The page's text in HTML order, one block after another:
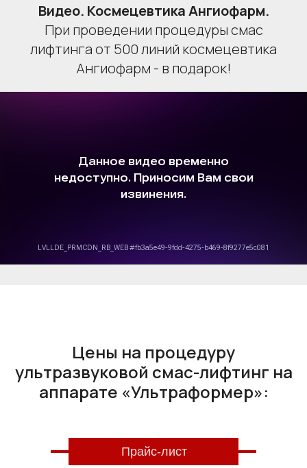
Видео. Космецевтика Ангиофарм.
При проведении процедуры смас
лифтинга от 500 линий космецевтика
Ангиофарм - в подарок!
Цены на процедуру
ультразвуковой смас-лифтинг на
аппарате «Ультраформер»:
Прайс-лист